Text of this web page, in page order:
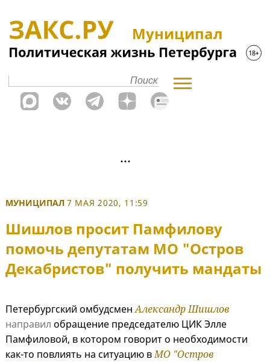
Муниципал
МУНИЦИПАЛ 7 МАЯ 2020, 11:59
Шишлов просит Памфилову
помочь депутатам МО "Остров
Декабристов" получить мандаты
Петербургский омбудсменАлександр Шишлов
направил обращение председателю ЦИК Элле
Памфиловой, в котором говорит о необходимости
как-то повлиять на ситуацию вМО "Остров